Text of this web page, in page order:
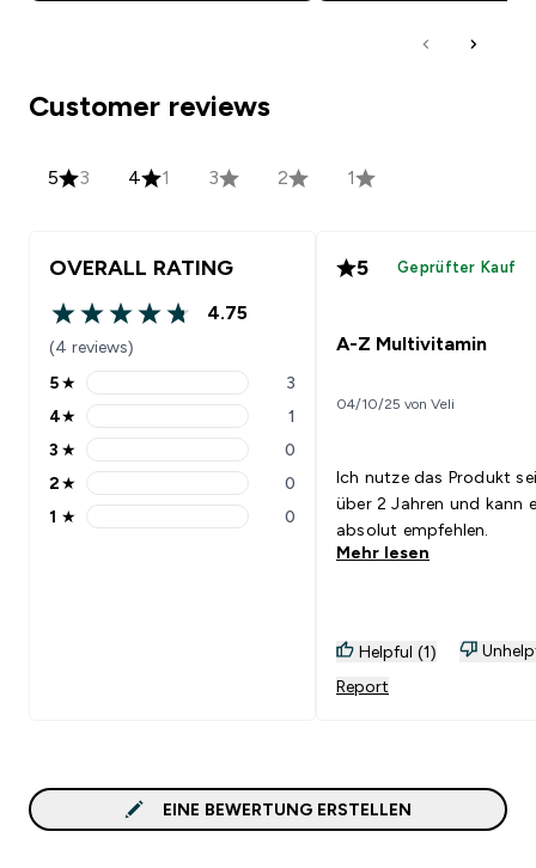
Customer reviews
5 3 4 1 3 2 1
OVERALL RATING
4.75 out of 5 stars
4.75
(4 reviews)
5 stars rating 3 reviews
5★ 3
4 stars rating 1 reviews
4★ 1
3 stars rating 0 reviews
3 ★ 0
2 stars rating 0 reviews
2★ 0
1 stars rating 0 reviews
1 ★ 0
5 Geprüfter Kauf
A-Z Multivitamin
04/10/25 von Veli
Ich nutze das Produkt
über 2 Jahren und kann
absolut empfehlen.
Mehr lesen
Helpful (1)
Report
EINE BEWERTUNG ERSTELLEN